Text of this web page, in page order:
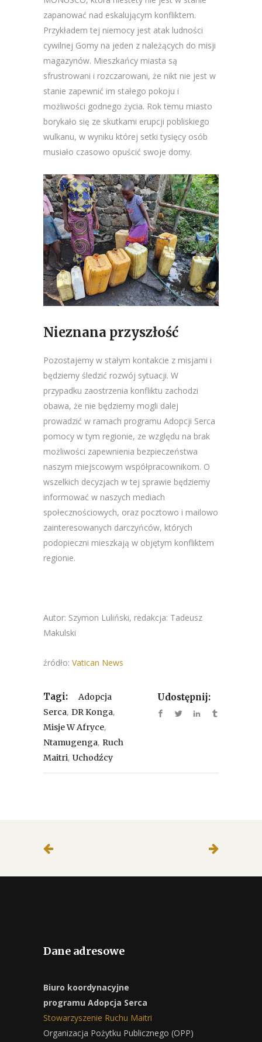
zapanować nad eskalującym konfliktem.
Przykładem tej niemocy jest atak ludności
cywilnej Gomy na jeden z należących do misji
magazynów. Mieszkańcy miasta są
sfrustrowani i rozczarowani, że nikt nie jest w
stanie zapewnić im stałego pokoju i
możliwości godnego życia. Rok temu miasto
borykało się ze skutkami erupcji pobliskiego
wulkanu, w wyniku której setki tysięcy osób
musiało czasowo opuścić swoje domy.
Nieznana przyszłość
Pozostajemy w stałym kontakcie z misjami i
będziemy śledzić rozwój sytuacji. W
przypadku zaostrzenia konfliktu zachodzi
obawa, że nie będziemy mogli dalej
prowadzić w ramach programu Adopcji Serca
pomocy w tym regionie, ze względu na brak
możliwości zapewnienia bezpieczeństwa
naszym miejscowym współpracownikom. O
wszelkich decyzjach w tej sprawie będziemy
informować w naszych mediach
społecznościowych, oraz pocztowo i mailowo
zainteresowanych darczyńców, których
podopieczni mieszkają w objętym konfliktem
regionie.
Autor: Szymon Luliński, redakcja: Tadeusz
Makulski
źródło: Vatican News
Tagi:
Adopcja
Serca, DR Konga,
Misje W Afryce,
Ntamugenga, Ruch
Maitri, Uchodźcy
Udostępnij:
Dane adresowe
Biuro koordynacyjne
programu Adopcja Serca
Stowarzyszenie Ruchu Maitri
Organizacja Pożytku Publicznego (OPP)